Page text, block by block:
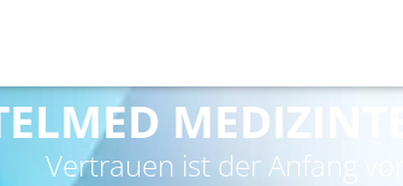
Vertrauen ist der Anfang von